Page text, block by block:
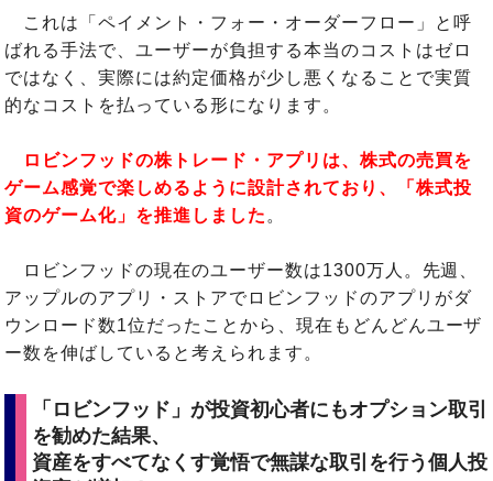
これは「ペイメント・フォー・オーダーフロー」と呼
ばれる手法で、ユーザーが負担する本当のコストはゼロ
ではなく、実際には約定価格が少し悪くなることで実質
的なコストを払っている形になります。
ロビンフッドの株トレード・アプリは、株式の売買を
ゲーム感覚で楽しめるように設計されており、「株式投
資のゲーム化」を推進しました 。
ロビンフッドの現在のユーザー数は1300万人。先週、
アップルのアプリ・ストアでロビンフッドのアプリがダ
ウンロード数1位だったことから、現在もどんどんユーザ
ー数を伸ばしていると考えられます。
「ロビンフッド」が投資初心者にもオプション取引
を勧めた結果、
資産をすべてなくす覚悟で無謀な取引を行う個人投